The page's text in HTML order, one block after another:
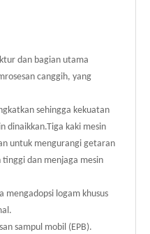
dan bagian utama
canggih, yang
sehingga kekuatan
dinaikkan.Tiga kaki mesin
untuk mengurangi getaran
dan menjaga mesin
mengadopsi logam khusus
sampul mobil (EPB).